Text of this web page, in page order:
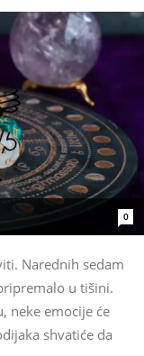
0
Narednih sedam
u tišini.
neke emocije će
shvatiće da